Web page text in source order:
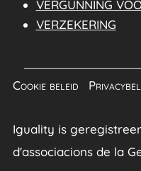
VERGUNNING
VERZEKERING
Cookie beleid
Iguality is
d'associacions de la